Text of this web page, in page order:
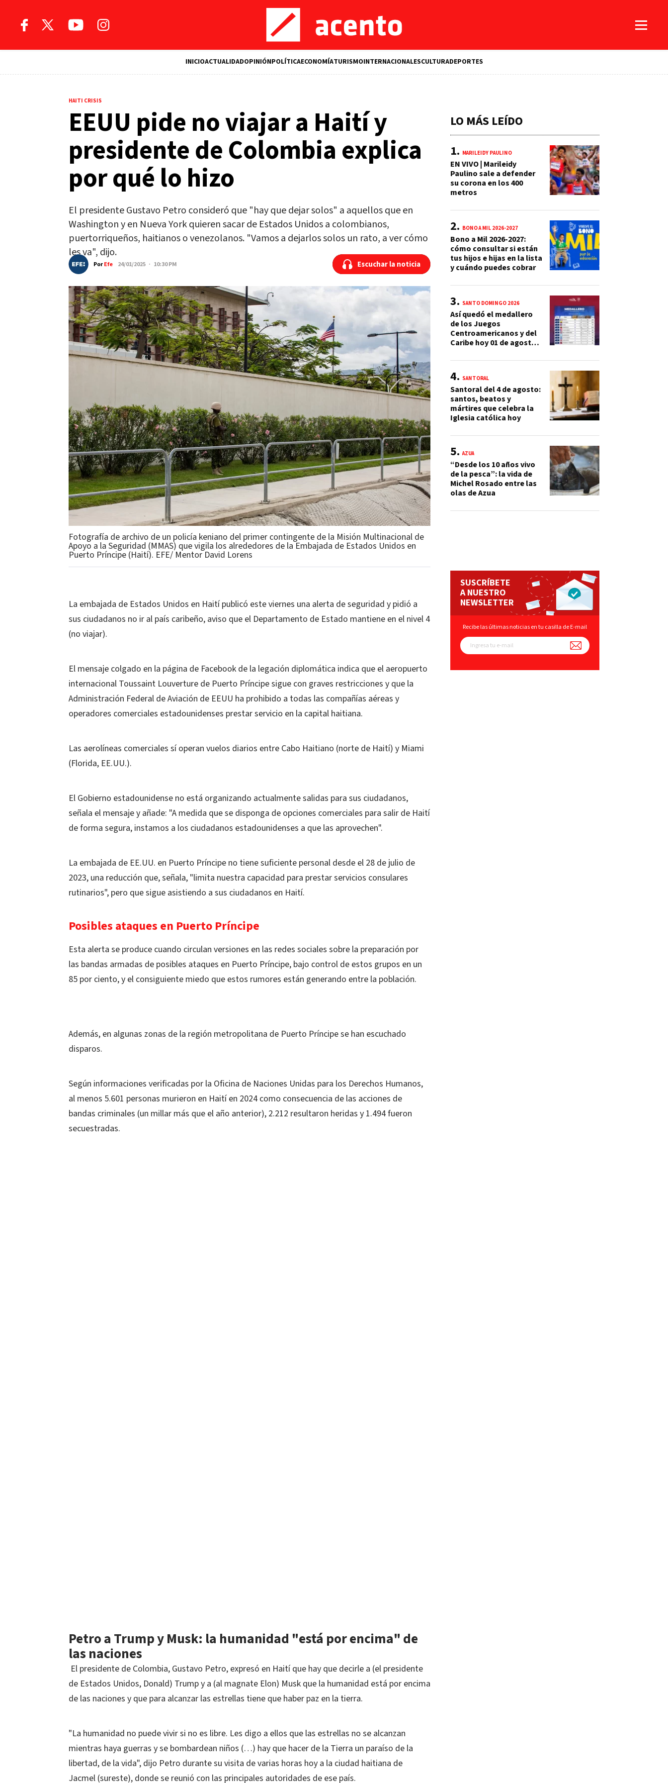
INICIOACTUALIDADOPINIÓNPOLÍTICAECONOMÍATURISMOINTERNACIONALESCULTURADEPORTES
HAITI CRISIS
EEUU pide no viajar a Haití y
presidente de Colombia explica
por qué lo hizo
El presidente Gustavo Petro consideró que "hay que dejar solos" a aquellos que en
Washington y en Nueva York quieren sacar de Estados Unidos a colombianos,
puertorriqueños, haitianos o venezolanos. "Vamos a dejarlos solos un rato, a ver cómo
les va", dijo.
PorEfe 24/01/2025 · 10:30 PM Escuchar la noticia
Escuchar la noticia
Fotografía de archivo de un policía keniano del primer contingente de la Misión Multinacional de
Apoyo a la Seguridad (MMAS) que vigila los alrededores de la Embajada de Estados Unidos en
Puerto Príncipe (Haití). EFE/ Mentor David Lorens
La embajada de Estados Unidos en Haití publicó este viernes una alerta de seguridad y pidió a
sus ciudadanos no ir al país caribeño, aviso que el Departamento de Estado mantiene en el nivel 4
(no viajar).
El mensaje colgado en la página de Facebook de la legación diplomática indica que el aeropuerto
internacional Toussaint Louverture de Puerto Príncipe sigue con graves restricciones y que la
Administración Federal de Aviación de EEUU ha prohibido a todas las compañías aéreas y
operadores comerciales estadounidenses prestar servicio en la capital haitiana.
Las aerolíneas comerciales sí operan vuelos diarios entre Cabo Haitiano (norte de Haití) y Miami
(Florida, EE.UU.).
El Gobierno estadounidense no está organizando actualmente salidas para sus ciudadanos,
señala el mensaje y añade: "A medida que se disponga de opciones comerciales para salir de Haití
de forma segura, instamos a los ciudadanos estadounidenses a que las aprovechen".
La embajada de EE.UU. en Puerto Príncipe no tiene suficiente personal desde el 28 de julio de
2023, una reducción que, señala, "limita nuestra capacidad para prestar servicios consulares
rutinarios", pero que sigue asistiendo a sus ciudadanos en Haití.
Posibles ataques en Puerto Príncipe
Esta alerta se produce cuando circulan versiones en las redes sociales sobre la preparación por
las bandas armadas de posibles ataques en Puerto Príncipe, bajo control de estos grupos en un
85 por ciento, y el consiguiente miedo que estos rumores están generando entre la población.
Además, en algunas zonas de la región metropolitana de Puerto Príncipe se han escuchado
disparos.
Según informaciones verificadas por la Oficina de Naciones Unidas para los Derechos Humanos,
al menos 5.601 personas murieron en Haití en 2024 como consecuencia de las acciones de
bandas criminales (un millar más que el año anterior), 2.212 resultaron heridas y 1.494 fueron
secuestradas.
Petro a Trump y Musk: la humanidad "está por encima" de
las naciones
El presidente de Colombia, Gustavo Petro, expresó en Haití que hay que decirle a (el presidente
de Estados Unidos, Donald) Trump y a (al magnate Elon) Musk que la humanidad está por encima
de las naciones y que para alcanzar las estrellas tiene que haber paz en la tierra.
"La humanidad no puede vivir si no es libre. Les digo a ellos que las estrellas no se alcanzan
mientras haya guerras y se bombardean niños (…) hay que hacer de la Tierra un paraíso de la
libertad, de la vida", dijo Petro durante su visita de varias horas hoy a la ciudad haitiana de
Jacmel (sureste), donde se reunió con las principales autoridades de ese país.
LO MÁS LEÍDO
MARILEIDY PAULINO
EN VIVO | Marileidy
Paulino sale a defender
su corona en los 400
metros
BONO A MIL 2026-2027
Bono a Mil 2026-2027:
cómo consultar si están
tus hijos e hijas en la lista
y cuándo puedes cobrar
SANTO DOMINGO 2026
Así quedó el medallero
de los Juegos
Centroamericanos y del
Caribe hoy 01 de agosto:
preseas
SANTORAL
Santoral del 4 de agosto:
santos, beatos y
mártires que celebra la
Iglesia católica hoy
AZUA
“Desde los 10 años vivo
de la pesca”: la vida de
Michel Rosado entre las
olas de Azua
SUSCRÍBETE
A NUESTRO
NEWSLETTER
Recibe las últimas noticias en tu casilla de E-mail